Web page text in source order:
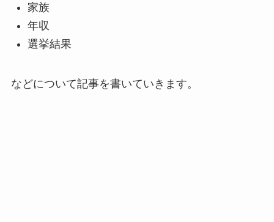
家族
年収
選挙結果
などについて記事を書いていきます。